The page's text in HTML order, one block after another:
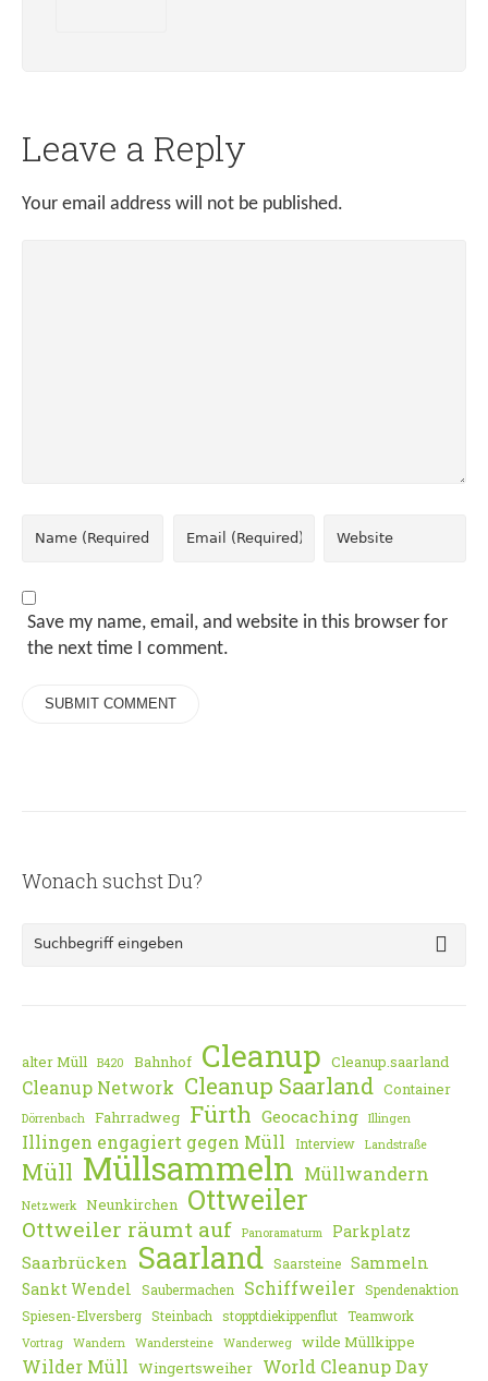
Leave a Reply
Your email address will not be published.
Save my name, email, and website in this browser for
the next time I comment.
Wonach suchst Du?
alter Müll B420 Bahnhof Cleanup Cleanup.saarland
Cleanup Network Cleanup Saarland Container
Dörrenbach Fahrradweg Fürth Geocaching Illingen
Illingen engagiert gegen Müll Interview Landstraße
Müll Müllsammeln Müllwandern
Netzwerk Neunkirchen Ottweiler
Ottweiler räumt auf Panoramaturm Parkplatz
Saarbrücken Saarland Saarsteine Sammeln
Sankt Wendel
Saubermachen Schiffweiler Spendenaktion
Spiesen-Elversberg Steinbach stopptdiekippenflut Teamwork
Vortrag Wandern Wandersteine Wanderweg wilde Müllkippe
Wilder Müll Wingertsweiher World Cleanup Day